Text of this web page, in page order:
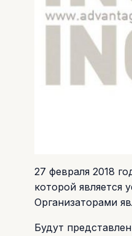
27 февраля 2018
которой является
Организаторами
Будут